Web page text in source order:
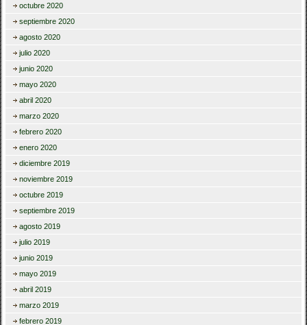
octubre 2020
septiembre 2020
agosto 2020
julio 2020
junio 2020
mayo 2020
abril 2020
marzo 2020
febrero 2020
enero 2020
diciembre 2019
noviembre 2019
octubre 2019
septiembre 2019
agosto 2019
julio 2019
junio 2019
mayo 2019
abril 2019
marzo 2019
febrero 2019